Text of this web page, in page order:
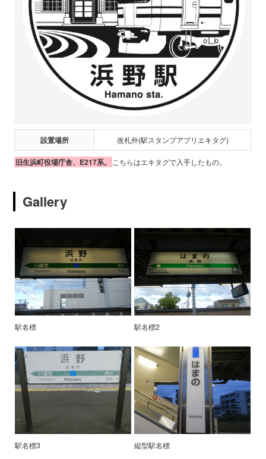
設置場所 改札外(駅スタンプアプリエキタグ)
旧生浜町役場庁舎、E217系。 こちらはエキタグで入手したもの。
Gallery
駅名標 駅名標2
駅名標3 縦型駅名標